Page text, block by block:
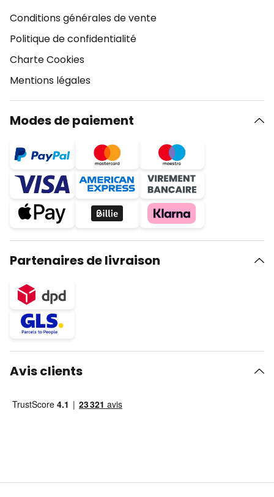
Conditions générales de vente
Politique de confidentialité
Charte Cookies
Mentions légales
Modes de paiement
Partenaires de livraison
Avis clients